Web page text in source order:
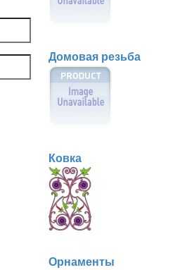
Домовая резьба
Ковка
Орнаменты